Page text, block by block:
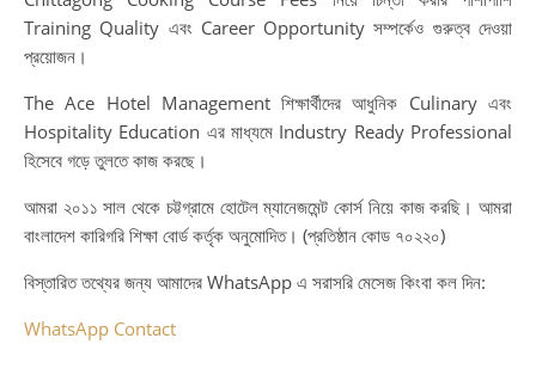
Training Quality এবং Career Opportunity সম্পর্কেও গুরুত্ব দেওয়া
প্রয়োজন।
The Ace Hotel Management শিক্ষার্থীদের আধুনিক Culinary এবং
Hospitality Education এর মাধ্যমে Industry Ready Professional
হিসেবে গড়ে তুলতে কাজ করছে।
আমরা ২০১১ সাল থেকে চট্টগ্রামে হোটেল ম্যানেজমেন্ট কোর্স নিয়ে কাজ করছি। আমরা
বাংলাদেশ কারিগরি শিক্ষা বোর্ড কর্তৃক অনুমোদিত। (প্রতিষ্ঠান কোড ৭০২২০)
বিস্তারিত তথ্যের জন্য আমাদের WhatsApp এ সরাসরি মেসেজ কিংবা কল দিন:
WhatsApp Contact